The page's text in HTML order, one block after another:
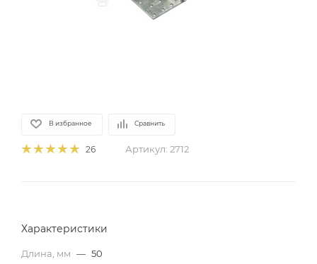
В избранное Сравнить
26 Артикул: 2712
Характеристики
Длина, мм — 50